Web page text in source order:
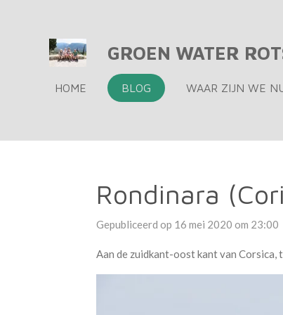
hoofdinhoud
GROEN WATER
HOME BLOG WAAR ZIJN WE
Rondinara
Gepubliceerd op 16 mei 2020 om 23:00
Aan de zuidkant-oost kant van